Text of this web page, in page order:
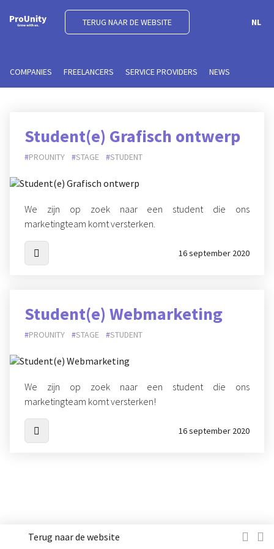
TERUG NAAR DE WEBSITE NL
COMPANIES FREELANCERS SERVICE PROVIDERS NEWS
Student(e) Grafisch ontwerp
PROUNITY STAGE STUDENT
We zijn op zoek naar een student die ons
marketingteam komt versterken.
16 september 2020
Student(e) Webmarketing
PROUNITY STAGE STUDENT
We zijn op zoek naar een student die ons
marketingteam komt versterken!
16 september 2020
Terug naar de website